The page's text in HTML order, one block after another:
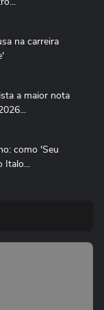
na carreira
a maior nota
como 'Seu
Italo...